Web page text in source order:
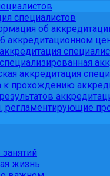
специалистов
об
аккредитационном
аккредитация
к прохождению
жизнь